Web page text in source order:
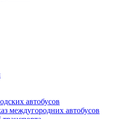
автобусов
междугородних автобусов